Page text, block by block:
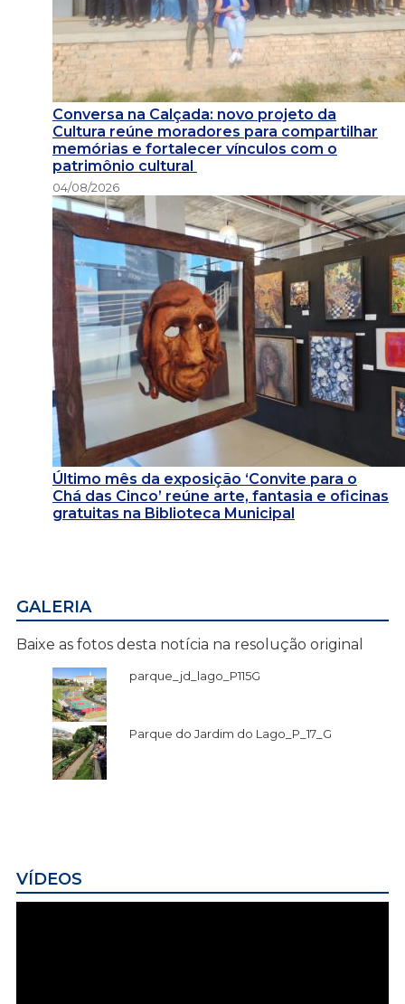
Conversa na Calçada: novo projeto da
Cultura reúne moradores para compartilhar
memórias e fortalecer vínculos com o
patrimônio cultural
04/08/2026
Último mês da exposição ‘Convite para o
Chá das Cinco’ reúne arte, fantasia e oficinas
gratuitas na Biblioteca Municipal
GALERIA
Baixe as fotos desta notícia na resolução original
parque_jd_lago_P115G
Parque do Jardim do Lago_P_17_G
VÍDEOS